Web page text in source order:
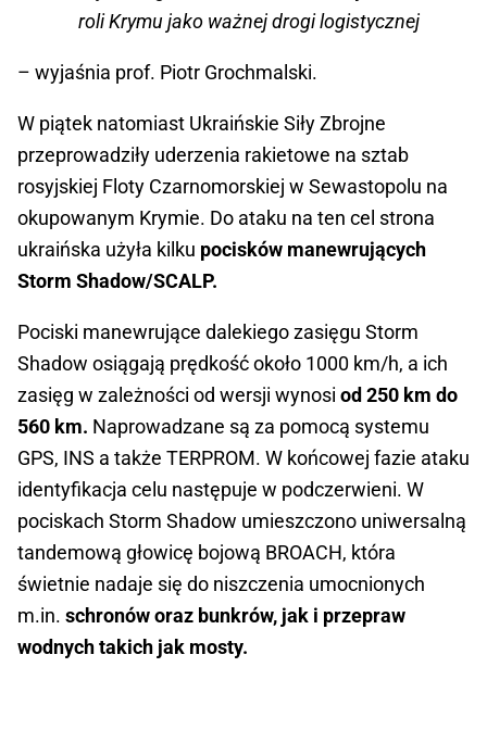
roli Krymu jako ważnej drogi logistycznej
– wyjaśnia prof. Piotr Grochmalski.
W piątek natomiast Ukraińskie Siły Zbrojne
przeprowadziły uderzenia rakietowe na sztab
rosyjskiej Floty Czarnomorskiej w Sewastopolu na
okupowanym Krymie. Do ataku na ten cel strona
ukraińska użyła kilku pocisków manewrujących
Storm Shadow/SCALP.
Pociski manewrujące dalekiego zasięgu Storm
Shadow osiągają prędkość około 1000 km/h, a ich
zasięg w zależności od wersji wynosi od 250 km do
560 km. Naprowadzane są za pomocą systemu
GPS, INS a także TERPROM. W końcowej fazie ataku
identyfikacja celu następuje w podczerwieni. W
pociskach Storm Shadow umieszczono uniwersalną
tandemową głowicę bojową BROACH, która
świetnie nadaje się do niszczenia umocnionych
m.in. schronów oraz bunkrów, jak i przepraw
wodnych takich jak mosty.